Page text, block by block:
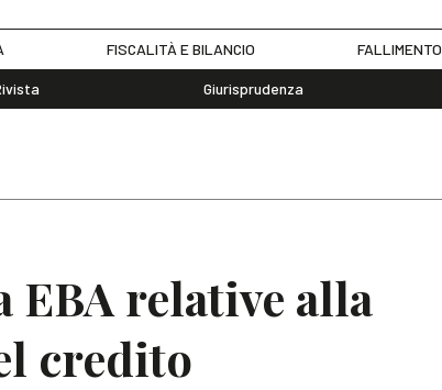
FISCALITÀ E BILANCIO FALLIMENTO
Giurisprudenza
relative alla
credito